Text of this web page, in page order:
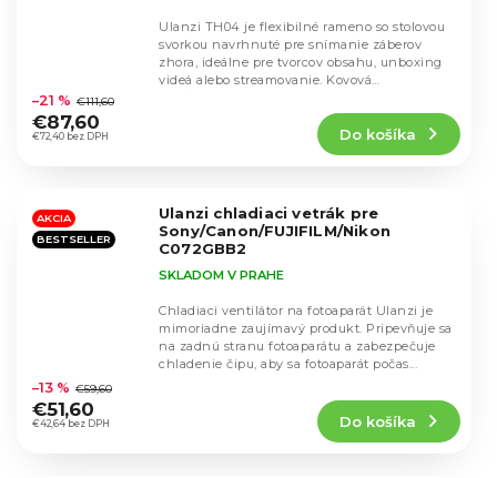
hodnotenie
produktu
je
hviezdičiek.
€72,40 bez DPH
–21 % €111,60
€87,60
Do košíka
Ulanzi TH04 je flexibilné rameno so stolovou
svorkou navrhnuté pre snímanie záberov
zhora, ideálne pre tvorcov obsahu, unboxing
videá alebo streamovanie. Kovová
AKCIA
BESTSELLER
Ulanzi chladiaci vetrák pre
Sony/Canon/FUJIFILM/Nikon
C072GBB2
hodnotenie
produktu
je
SKLADOM V PRAHE
€42,64 bez DPH
–13 % €59,60
€51,60
Do košíka
Chladiaci ventilátor na fotoaparát Ulanzi je
mimoriadne zaujímavý produkt. Pripevňuje sa
na zadnú stranu fotoaparátu a zabezpečuje
chladenie čipu, aby sa fotoaparát počas...